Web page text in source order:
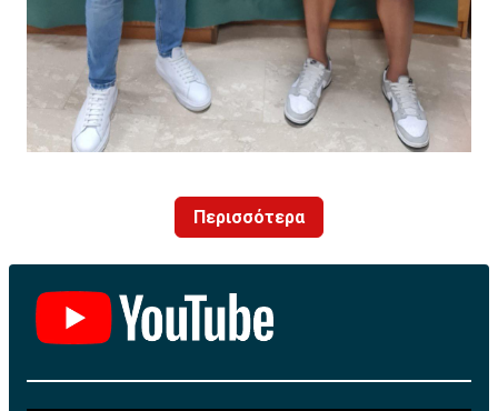
Περισσότερα